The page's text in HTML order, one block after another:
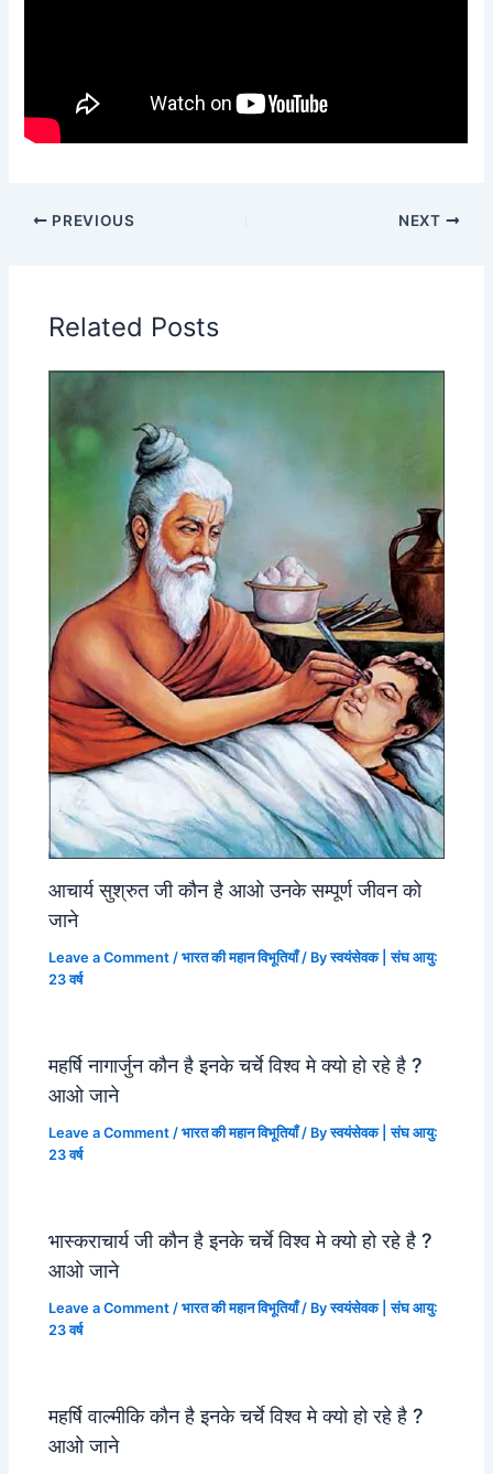
PREVIOUS NEXT
Related Posts
आचार्य सुश्रुत जी कौन है आओ उनके सम्पूर्ण जीवन को
जाने
Leave a Comment /भारत की महान विभूतियाँ/ Byस्वयंसेवक | संघ आयु:
23 वर्ष
महर्षि नागार्जुन कौन है इनके चर्चे विश्व मे क्यो हो रहे है ?
आओ जाने
Leave a Comment /भारत की महान विभूतियाँ/ Byस्वयंसेवक | संघ आयु:
23 वर्ष
भास्कराचार्य जी कौन है इनके चर्चे विश्व मे क्यो हो रहे है ?
आओ जाने
Leave a Comment /भारत की महान विभूतियाँ/ Byस्वयंसेवक | संघ आयु:
23 वर्ष
महर्षि वाल्मीकि कौन है इनके चर्चे विश्व मे क्यो हो रहे है ?
आओ जाने